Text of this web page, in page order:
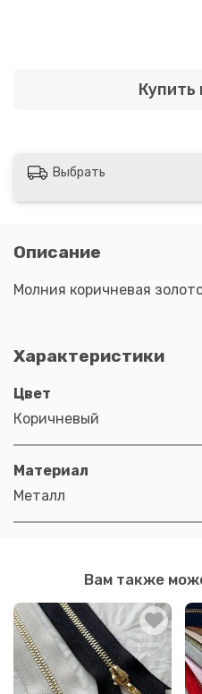
Купить
Выбрать
Описание
Молния коричневая
Характеристики
Цвет
Коричневый
Материал
Металл
Вам также